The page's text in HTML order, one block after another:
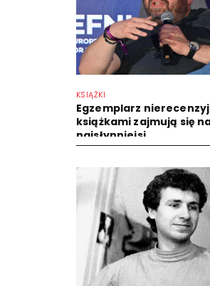
KSIĄŻKI
Egzemplarz
książkami zajmują się
najsłynniejsi